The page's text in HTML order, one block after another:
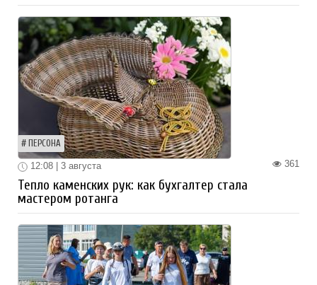
ПЕРСОНА
361
12:08 | 3 августа
Тепло каменских рук: как бухгалтер стала
мастером ротанга